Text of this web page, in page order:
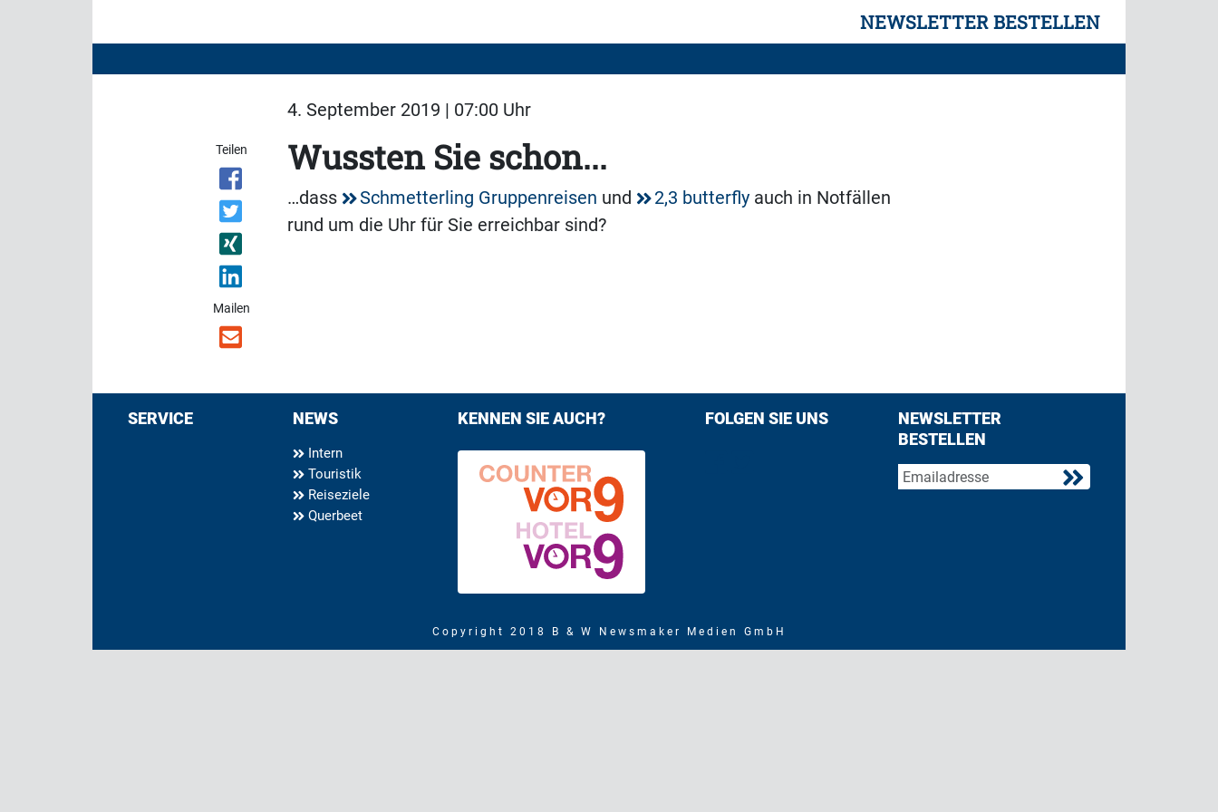
NEWSLETTER BESTELLEN
4. September 2019 | 07:00 Uhr
Teilen
Mailen
Wussten Sie schon...
…dass Schmetterling Gruppenreisen und 2,3 butterfly auch in Notfällen
rund um die Uhr für Sie erreichbar sind?
SERVICE NEWS
Intern
Touristik
Reiseziele
Querbeet
KENNEN SIE AUCH? FOLGEN SIE UNS
NEWSLETTER
BESTELLEN
Copyright 2018 B & W Newsmaker Medien GmbH